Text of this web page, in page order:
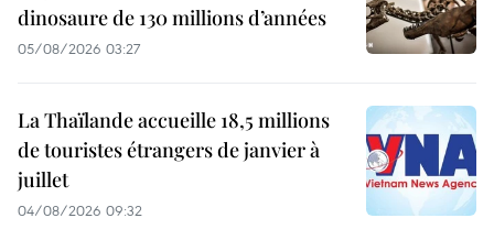
dinosaure de 130 millions d’années
05/08/2026 03:27
La Thaïlande accueille 18,5 millions
de touristes étrangers de janvier à
juillet
04/08/2026 09:32